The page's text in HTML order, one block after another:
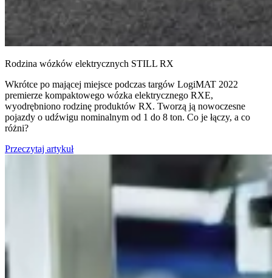
Rodzina wózków elektrycznych STILL RX
Wkrótce po mającej miejsce podczas targów LogiMAT 2022
premierze kompaktowego wózka elektrycznego RXE,
wyodrębniono rodzinę produktów RX. Tworzą ją nowoczesne
pojazdy o udźwigu nominalnym od 1 do 8 ton. Co je łączy, a co
różni?
Przeczytaj artykuł